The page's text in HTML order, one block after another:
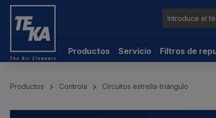
Productos Servicio Filtros de
Productos Controla Circuitos estrella-triángulo